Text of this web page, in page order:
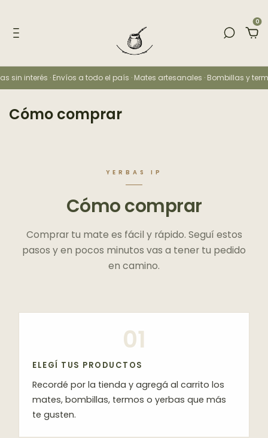
0
sin interés · Envíos a todo el país · Mates artesanales · Bombillas y
Cómo comprar
YERBAS IP
Cómo comprar
Comprar tu mate es fácil y rápido. Seguí estos
pasos y en pocos minutos vas a tener tu pedido
en camino.
01
ELEGÍ TUS PRODUCTOS
Recordé por la tienda y agregá al carrito los
mates, bombillas, termos o yerbas que más
te gusten.